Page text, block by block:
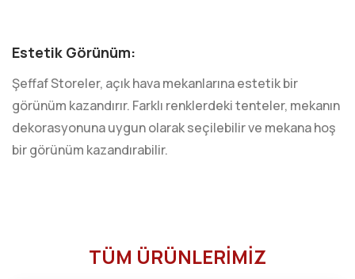
Estetik Görünüm:
Şeffaf Storeler, açık hava mekanlarına estetik bir
görünüm kazandırır. Farklı renklerdeki tenteler, mekanın
dekorasyonuna uygun olarak seçilebilir ve mekana hoş
bir görünüm kazandırabilir.
TÜM ÜRÜNLERİMİZ